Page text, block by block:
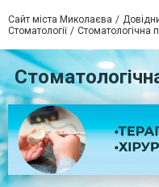
Сайт міста Миколаєва
Стоматології
Стоматологічна